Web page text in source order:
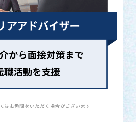
はお時間をいただく場合がございます